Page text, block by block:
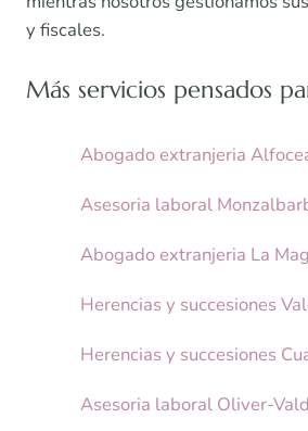
y fiscales.
Más servicios pensados
Abogado extranjeria
Asesoria laboral
Abogado extranjeria La
Herencias y succesiones
Herencias y succesiones
Asesoria laboral Oliver-